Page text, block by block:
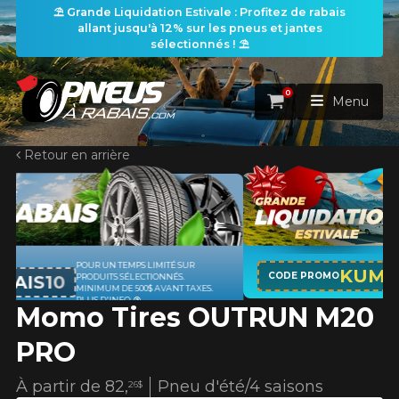
⛱️ Grande Liquidation Estivale : Profitez de rabais
allant jusqu'à 12% sur les pneus et jantes
sélectionnés ! ⛱️
ACCUEIL
PNEUS
RECHERCHE DE PNEUS VOIR TOUT
Rechercher par
Par dimensions Par véhicule
Recherche par dimensions
ROUES
RECHERCHE DE ROUES VOIR TOUT
ENSEMBLES
RECHERCHE D'ENSEMBLES
PROMOTIONS
Panier
0
Menu
Retour en arrière
Momo Tires OUTRUN M20
PRO
Pneu d'été/4 saisons
À partir de 82,26$
CODE PROMOKUMHO12
APPLICABLE SUR TOUT ACHAT DE
PNEUS DE MARQUE KUMHO*
D'INFO